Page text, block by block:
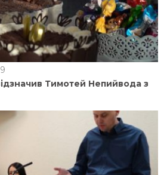
Тимотей Непийвода з